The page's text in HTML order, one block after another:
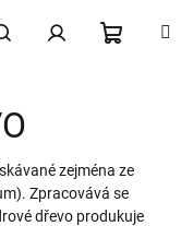
zejména ze
Zpracovává se
dřevo produkuje